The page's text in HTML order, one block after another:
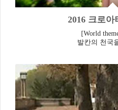
2016 크로아
[World
발칸의 천국